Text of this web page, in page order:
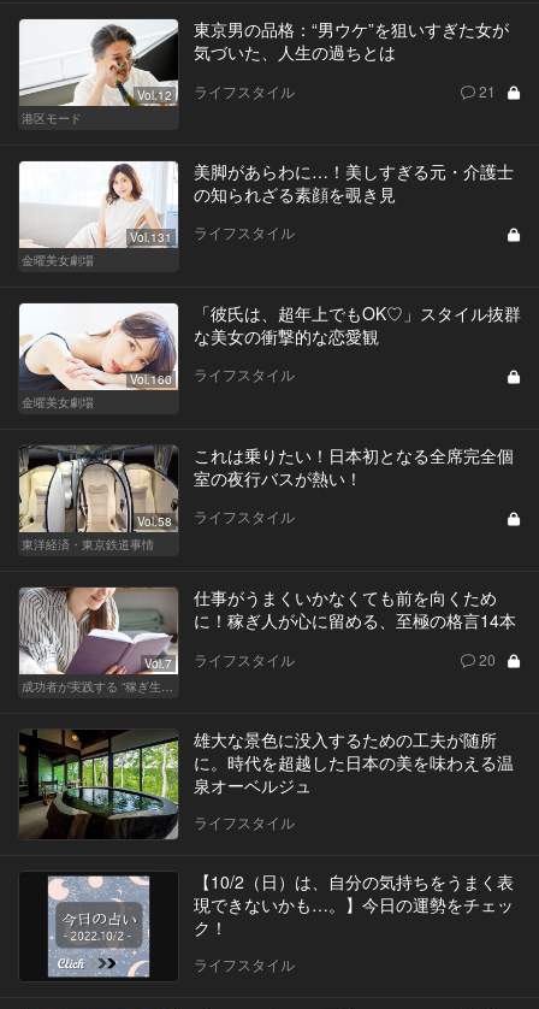
Vol.12
港区モード
東京男の品格：“男ウケ”を狙いすぎた女が
気づいた、人生の過ちとは
ライフスタイル 21
Vol.131
金曜美女劇場
美脚があらわに…！美しすぎる元・介護士
の知られざる素顔を覗き見
ライフスタイル
Vol.160
金曜美女劇場
「彼氏は、超年上でもOK♡」スタイル抜群
な美女の衝撃的な恋愛観
ライフスタイル
Vol.58
東洋経済・東京鉄道事情
これは乗りたい！日本初となる全席完全個
室の夜行バスが熱い！
ライフスタイル
Vol.7
仕事がうまくいかなくても前を向くため
に！稼ぎ人が心に留める、至極の格言14本
ライフスタイル 20
雄大な景色に没入するための工夫が随所
に。時代を超越した日本の美を味わえる温
泉オーベルジュ
ライフスタイル
【10/2（日）は、自分の気持ちをうまく表
現できないかも…。】今日の運勢をチェッ
ク！
ライフスタイル